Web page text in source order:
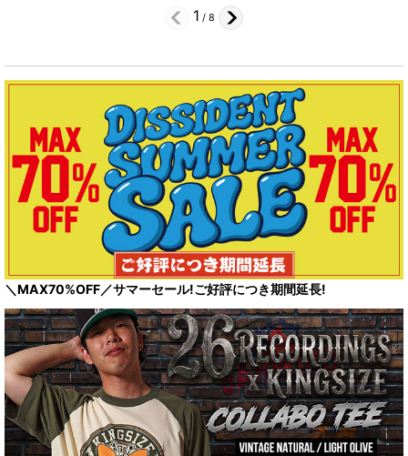
1 / 8
＼MAX70%OFF／サマーセール!ご好評につき期間延長!